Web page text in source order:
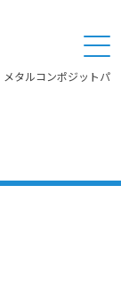
メタルコンポジットパ